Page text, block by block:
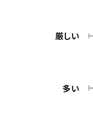
厳しい
多い